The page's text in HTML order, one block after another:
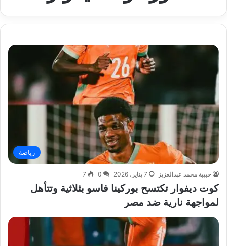
رياضة
حبيبة محمد عبدالعزيز 7 يناير، 2026 0
7
كوت ديفوار تكتسح بوركينا فاسو بثلاثية وتتأهل
لمواجهة نارية ضد مصر